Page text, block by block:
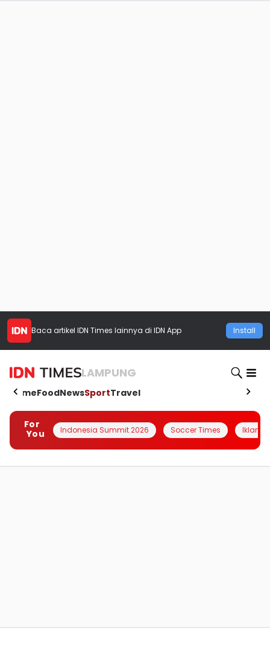
Baca artikel IDN Times lainnya di IDN App Install
LAMPUNG
HomeFoodNewsSportTravel
For
You
Indonesia Summit 2026 Soccer Times Iklanin